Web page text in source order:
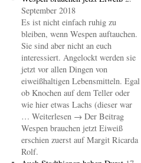
September 2018
Es ist nicht einfach ruhig zu
bleiben, wenn Wespen auftauchen.
Sie sind aber nicht an euch
interessiert. Angelockt werden sie
jetzt vor allen Dingen von
eiweißhaltigen Lebensmitteln. Egal
ob Knochen auf dem Teller oder
wie hier etwas Lachs (dieser war
… Weiterlesen → Der Beitrag
Wespen brauchen jetzt Eiweiß
erschien zuerst auf Margit Ricarda
Rolf.